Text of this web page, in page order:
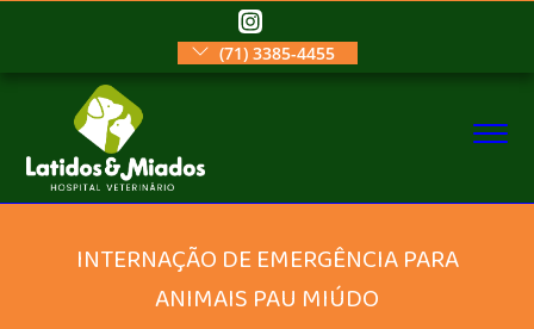
(71) 3385-4455
INTERNAÇÃO DE EMERGÊNCIA PARA
ANIMAIS PAU MIÚDO